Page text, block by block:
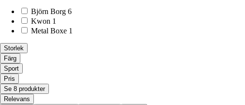
Björn Borg 6
Kwon 1
Metal Boxe 1
Storlek
Färg
Sport
Pris
Se 8 produkter
Relevans